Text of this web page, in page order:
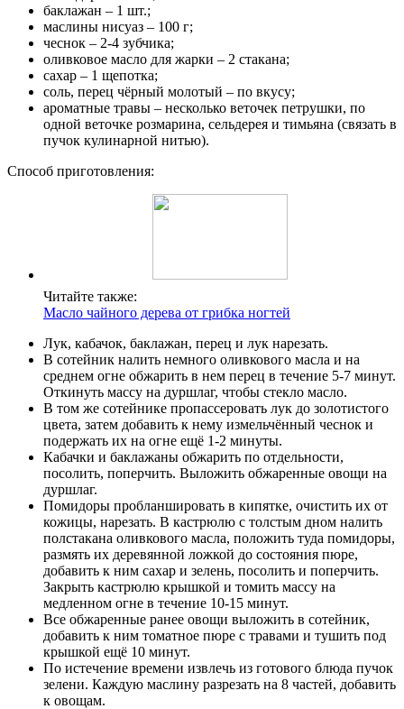
баклажан – 1 шт.;
маслины нисуаз – 100 г;
чеснок – 2-4 зубчика;
оливковое масло для жарки – 2 стакана;
сахар – 1 щепотка;
соль, перец чёрный молотый – по вкусу;
ароматные травы – несколько веточек петрушки, по
одной веточке розмарина, сельдерея и тимьяна (связать в
пучок кулинарной нитью).
Способ приготовления:
Читайте также:
Масло чайного дерева от грибка ногтей
Лук, кабачок, баклажан, перец и лук нарезать.
В сотейник налить немного оливкового масла и на
среднем огне обжарить в нем перец в течение 5-7 минут.
Откинуть массу на дуршлаг, чтобы стекло масло.
В том же сотейнике пропассеровать лук до золотистого
цвета, затем добавить к нему измельчённый чеснок и
подержать их на огне ещё 1-2 минуты.
Кабачки и баклажаны обжарить по отдельности,
посолить, поперчить. Выложить обжаренные овощи на
дуршлаг.
Помидоры пробланшировать в кипятке, очистить их от
кожицы, нарезать. В кастрюлю с толстым дном налить
полстакана оливкового масла, положить туда помидоры,
размять их деревянной ложкой до состояния пюре,
добавить к ним сахар и зелень, посолить и поперчить.
Закрыть кастрюлю крышкой и томить массу на
медленном огне в течение 10-15 минут.
Все обжаренные ранее овощи выложить в сотейник,
добавить к ним томатное пюре с травами и тушить под
крышкой ещё 10 минут.
По истечение времени извлечь из готового блюда пучок
зелени. Каждую маслину разрезать на 8 частей, добавить
к овощам.